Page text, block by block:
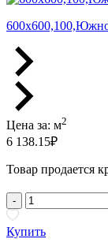
Цена за: м2
6 138.15₽
Товар продается
-
Купить